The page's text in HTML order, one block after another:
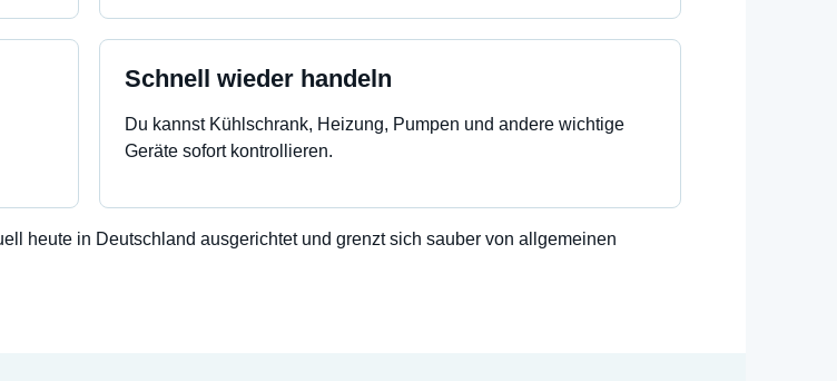
Schnell wieder handeln
Du kannst Kühlschrank, Heizung, Pumpen und andere wichtige
Geräte sofort kontrollieren.
heute in Deutschland ausgerichtet und grenzt sich sauber von allgemeinen